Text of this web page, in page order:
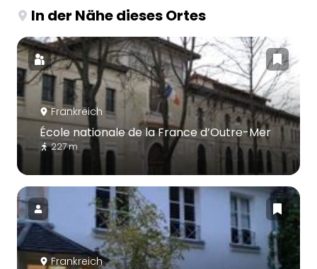
In der Nähe dieses Ortes
Frankreich
École nationale de la France d’Outre-Mer
227 m
Frankreich